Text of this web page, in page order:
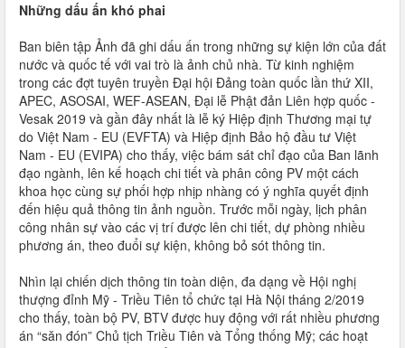
Những dấu ấn khó phai
Ban biên tập Ảnh đã ghi dấu ấn trong những sự kiện lớn của đất
nước và quốc tế với vai trò là ảnh chủ nhà. Từ kinh nghiệm
trong các đợt tuyên truyền Đại hội Đảng toàn quốc lần thứ XII,
APEC, ASOSAI, WEF-ASEAN, Đại lễ Phật đản Liên hợp quốc -
Vesak 2019 và gần đây nhất là lễ ký Hiệp định Thương mại tự
do Việt Nam - EU (EVFTA) và Hiệp định Bảo hộ đầu tư Việt
Nam - EU (EVIPA) cho thấy, việc bám sát chỉ đạo của Ban lãnh
đạo ngành, lên kế hoạch chi tiết và phân công PV một cách
khoa học cùng sự phối hợp nhịp nhàng có ý nghĩa quyết định
đến hiệu quả thông tin ảnh nguồn. Trước mỗi ngày, lịch phân
công nhân sự vào các vị trí được lên chi tiết, dự phòng nhiều
phương án, theo đuổi sự kiện, không bỏ sót thông tin.
Nhìn lại chiến dịch thông tin toàn diện, đa dạng về Hội nghị
thượng đỉnh Mỹ - Triều Tiên tổ chức tại Hà Nội tháng 2/2019
cho thấy, toàn bộ PV, BTV được huy động với rất nhiều phương
án “săn đón” Chủ tịch Triều Tiên và Tổng thống Mỹ; các hoạt